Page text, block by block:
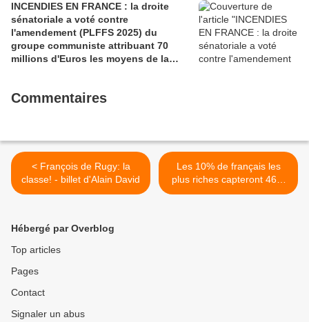
INCENDIES EN FRANCE : la droite
sénatoriale a voté contre
l'amendement (PLFFS 2025) du
groupe communiste attribuant 70
millions d'Euros les moyens de la
Commentaires
< François de Rugy: la
classe! - billet d'Alain David
Les 10% de français les
plus riches capteront 46%
des baisses d'impôts du
Hébergé par Overblog
Top articles
Pages
Contact
Signaler un abus